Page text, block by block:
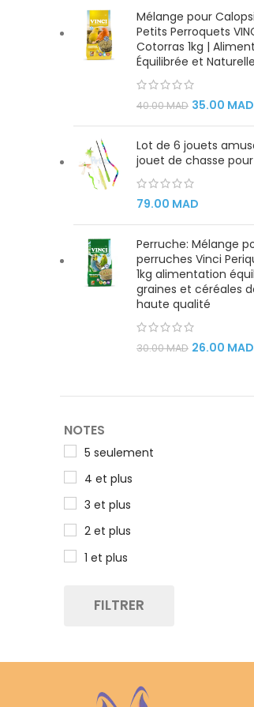
Mélange pour
Petits Perroquets
Cotorras 1kg |
Équilibrée et Naturelle
40.00MAD 35.00 MAD
Lot de 6 jouets
jouet de chasse
79.00 MAD
Perruche: Mélange
perruches Vinci
1kg alimentation
graines et céréales
haute qualité
30.00MAD 26.00 MAD
NOTES
5 seulement
4 et plus
3 et plus
2 et plus
1 et plus
FILTRER